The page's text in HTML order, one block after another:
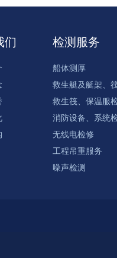
们 检测服务
船体测厚
救生艇及艇架、
救生筏、保温服
消防设备、系统
无线电检修
工程吊重服务
噪声检测